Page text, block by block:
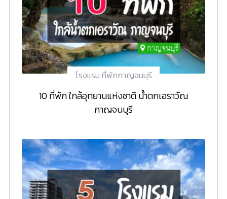
โรงแรม ที่พักกาญจนบุรี
10 ที่พัก ใกล้อุทยานแห่งชาติ น้ำตกเอราวัณ
กาญจนบุรี